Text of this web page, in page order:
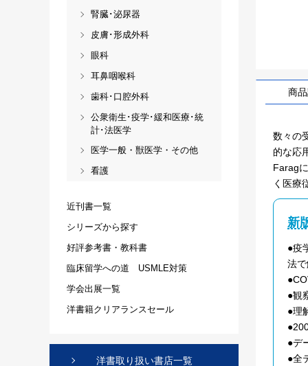
商
数々の
的な応
Farag
く医療
新
●疫
法
●観
●理
●デ
●全
腎臓･泌尿器
皮膚･形成外科
眼科
耳鼻咽喉科
歯科･口腔外科
公衆衛生･疫学･緩和医療･統
計･法医学
医学一般・獣医学・その他
看護
近刊書一覧
シリーズから探す
好評参考書・教科書
臨床留学への道 USMLE対策
学会出展一覧
洋書籍クリアランスセール
洋書取り扱い書店一覧